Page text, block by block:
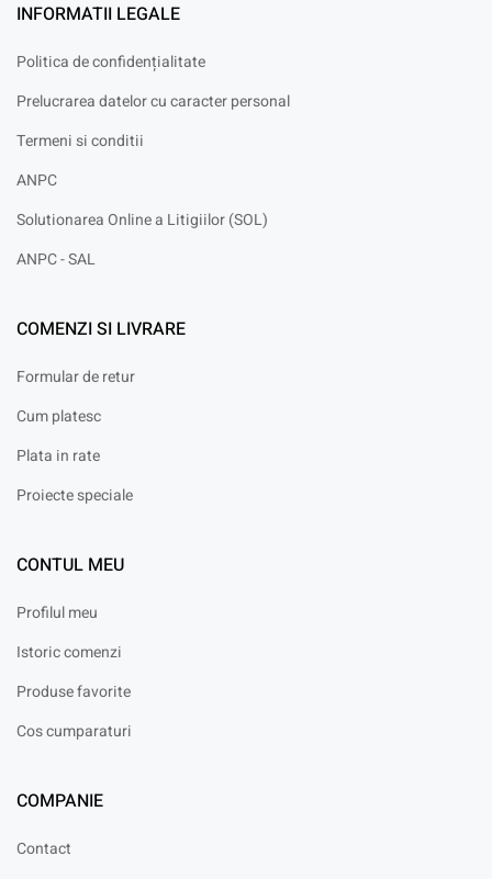
INFORMATII LEGALE
Politica de confidențialitate
Prelucrarea datelor cu caracter personal
Termeni si conditii
ANPC
Solutionarea Online a Litigiilor (SOL)
ANPC - SAL
COMENZI SI LIVRARE
Formular de retur
Cum platesc
Plata in rate
Proiecte speciale
CONTUL MEU
Profilul meu
Istoric comenzi
Produse favorite
Cos cumparaturi
COMPANIE
Contact